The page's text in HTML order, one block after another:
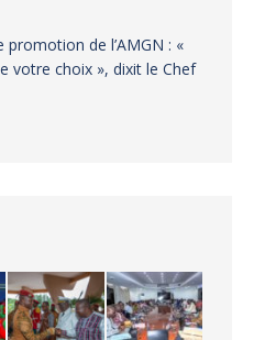
promotion de l’AMGN : «
votre choix », dixit le Chef